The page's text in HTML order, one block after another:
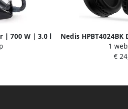
| 700 W | 3.0 l
| HEPA |
Nedis
Koptelefoon
1
€